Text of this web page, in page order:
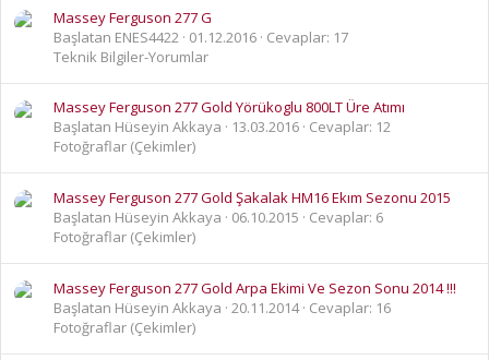
Massey Ferguson 277 G
Başlatan ENES4422 01.12.2016 Cevaplar: 17
Teknik Bilgiler-Yorumlar
Massey Ferguson 277 Gold Yörükoglu 800LT Üre Atımı
Başlatan Hüseyin Akkaya
13.03.2016 Cevaplar: 12
Fotoğraflar (Çekimler)
Massey Ferguson 277 Gold Şakalak HM16 Ekım Sezonu 2015
Başlatan Hüseyin Akkaya
06.10.2015
Cevaplar: 6
Fotoğraflar (Çekimler)
Massey Ferguson 277 Gold Arpa Ekimi Ve Sezon Sonu 2014 !!!
Başlatan Hüseyin Akkaya 20.11.2014 Cevaplar: 16
Fotoğraflar (Çekimler)